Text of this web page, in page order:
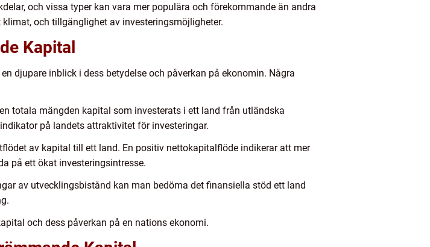
och vissa typer kan vara mer populära och förekommande än andra
och tillgänglighet av investeringsmöjligheter.
Kapital
djupare inblick i dess betydelse och påverkan på ekonomin. Några
totala mängden kapital som investerats i ett land från utländska
på landets attraktivitet för investeringar.
av kapital till ett land. En positiv nettokapitalflöde indikerar att mer
på ett ökat investeringsintresse.
av utvecklingsbistånd kan man bedöma det finansiella stöd ett land
och dess påverkan på en nations ekonomi.